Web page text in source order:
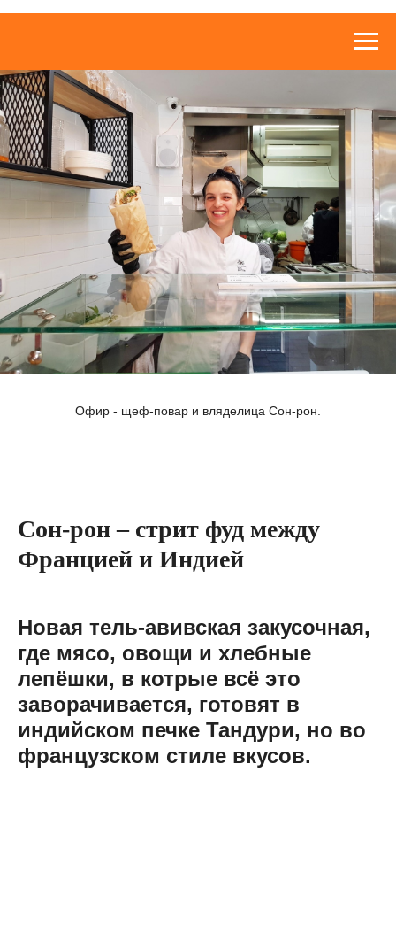
Офир - щеф-повар и вляделица Сон-рон.
Сон-рон – стрит фуд между
Францией и Индией
Новая тель-авивская закусочная,
где мясо, овощи и хлебные
лепёшки, в котрые всё это
заворачивается, готовят в
индийском печке Тандури, но во
французском стиле вкусов.